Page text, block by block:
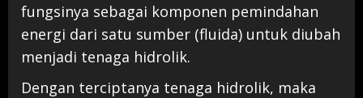
fungsinya sebagai komponen pemindahan
energi dari satu sumber (fluida) untuk diubah
menjadi tenaga hidrolik.
Dengan terciptanya tenaga hidrolik, maka